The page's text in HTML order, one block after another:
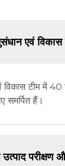
एवं विकास
टीम में 40
समर्पित हैं।
परीक्षण